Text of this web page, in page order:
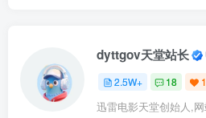
dyttgov天堂站长
2.5W+ 18 1